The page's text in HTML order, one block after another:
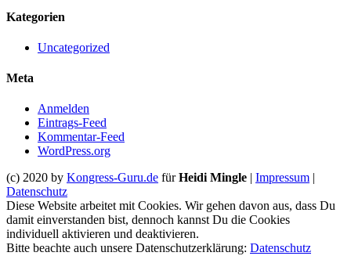
Kategorien
Uncategorized
Meta
Anmelden
Eintrags-Feed
Kommentar-Feed
WordPress.org
(c) 2020 by Kongress-Guru.de fürHeidi Mingle Impressum
Datenschutz
Diese Website arbeitet mit Cookies. Wir gehen davon aus, dass Du
damit einverstanden bist, dennoch kannst Du die Cookies
individuell aktivieren und deaktivieren.
Bitte beachte auch unsere Datenschutzerklärung: Datenschutz